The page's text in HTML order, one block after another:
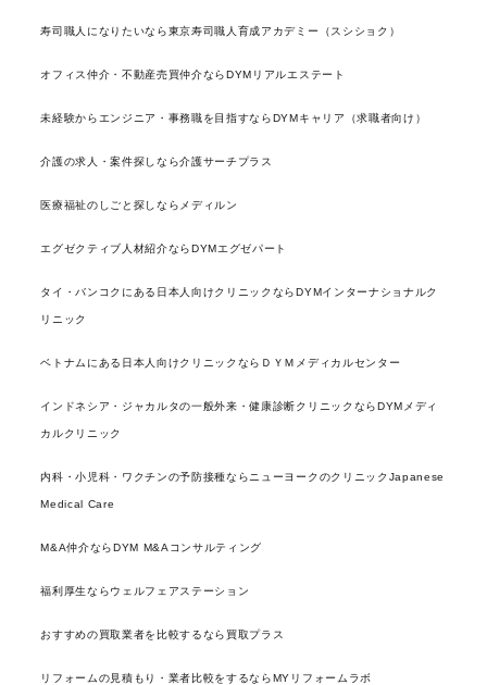
寿司職人になりたいなら東京寿司職人育成アカデミー（スシショク）
オフィス仲介・不動産売買仲介ならDYMリアルエステート
未経験からエンジニア・事務職を目指すならDYMキャリア（求職者向け）
介護の求人・案件探しなら介護サーチプラス
医療福祉のしごと探しならメディルン
エグゼクティブ人材紹介ならDYMエグゼパート
タイ・バンコクにある日本人向けクリニックならDYMインターナショナルク
リニック
ベトナムにある日本人向けクリニックならＤＹＭメディカルセンター
インドネシア・ジャカルタの一般外来・健康診断クリニックならDYMメディ
カルクリニック
内科・小児科・ワクチンの予防接種ならニューヨークのクリニックJapanese
Medical Care
M&A仲介ならDYM M&Aコンサルティング
福利厚生ならウェルフェアステーション
おすすめの買取業者を比較するなら買取プラス
リフォームの見積もり・業者比較をするならMYリフォームラボ